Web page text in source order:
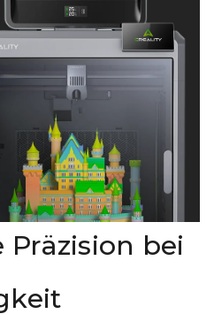
Präzision bei